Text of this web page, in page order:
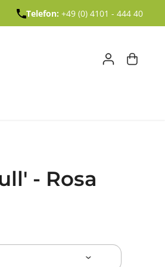
Telefon: +49 (0) 4101 - 444 40
- Rosa